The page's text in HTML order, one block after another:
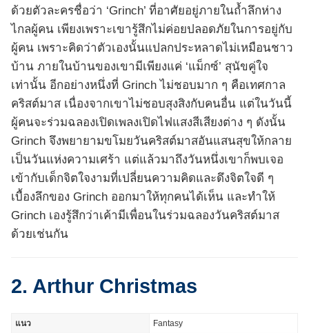
ด้วยตัวละครชื่อว่า ‘Grinch’ ที่อาศัยอยู่ภายในถ้ำลึกห่าง
ไกลผู้คน เพียงเพราะเขารู้สึกไม่ค่อยปลอดภัยในการอยู่กับ
ผู้คน เพราะคิดว่าตัวเองนั้นแปลกประหลาดไม่เหมือนชาว
บ้าน ภายในบ้านของเขามีเพียงแค่ ‘แม็กซ์’ สุนัขคู่ใจ
เท่านั้น อีกอย่างหนึ่งที่ Grinch ไม่ชอบมาก ๆ คือเทศกาล
คริสต์มาส เนื่องจากเขาไม่ชอบสุงสิงกับคนอื่น แต่ในวันนี้
ผู้คนจะร่วมฉลองเปิดเพลงเปิดไฟแสงสีเสียงต่าง ๆ ดังนั้น
Grinch จึงพยายามขโมยวันคริสต์มาสอันแสนสุขให้กลาย
เป็นวันแห่งความเศร้า แต่แล้วมาถึงวันหนึ่งเขาก็พบเจอ
เข้ากับเด็กจิตใจงามที่เปลี่ยนความคิดและดึงจิตใจดี ๆ
เบื้องลึกของ Grinch ออกมาให้ทุกคนได้เห็น และทำให้
Grinch เองรู้สึกว่าเค้ามีเพื่อนในร่วมฉลองวันคริสต์มาส
ด้วยเช่นกัน
2. Arthur Christmas
แนว Fantasy